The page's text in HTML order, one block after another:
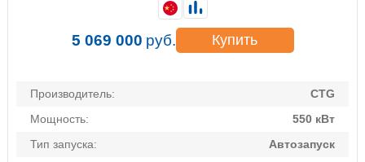
Производитель:
CTG
Мощность:
550 кВт
Тип запуска:
Автозапуск
5 069 000 руб. Купить